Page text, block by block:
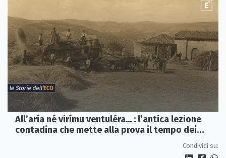
All’aría né virímu ventuléra... : l’antica lezione
contadina che mette alla prova il tempo dei
Condividi su: